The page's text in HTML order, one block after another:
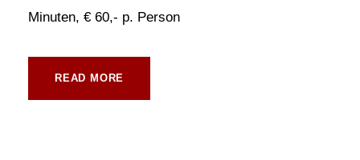
Minuten, € 60,- p. Person
READ MORE